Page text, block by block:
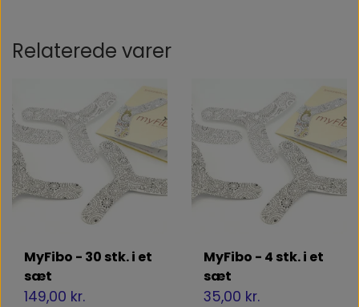
Relaterede varer
MyFibo - 30 stk. i et
sæt
149,00 kr.
MyFibo - 4 stk. i et
sæt
35,00 kr.